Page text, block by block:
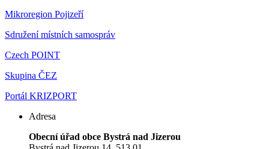
Mikroregion Pojizeří
Sdružení místních samospráv
Czech POINT
Skupina ČEZ
Portál KRIZPORT
Adresa
Obecní úřad obce Bystrá nad Jizerou